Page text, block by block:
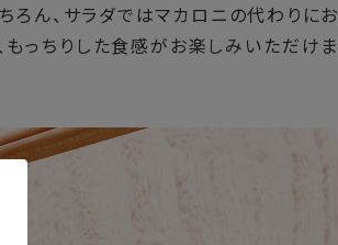
ん、サラダではマカロニの代わりにお
もっちりした食感がお楽しみいただけま